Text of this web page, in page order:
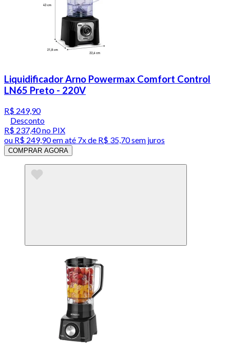
Liquidificador Arno Powermax Comfort Control
LN65 Preto - 220V
R$ 249,90
Desconto
R$ 237,40no PIX
ou R$ 249,90em até 7x de R$ 35,70 sem juros
COMPRAR AGORA